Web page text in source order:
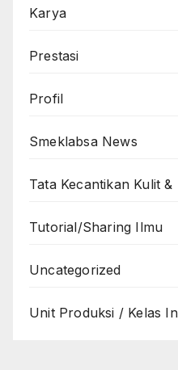
Karya
Prestasi
Profil
Smeklabsa News
Tata Kecantikan Kulit &
Tutorial/Sharing Ilmu
Uncategorized
Unit Produksi / Kelas